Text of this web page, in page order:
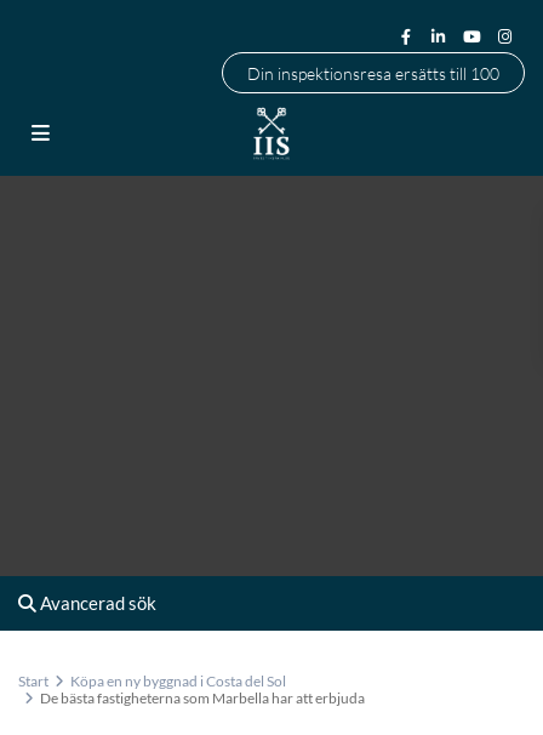
Din inspektionsresa ersätts till 100
Avancerad sök
Start
Köpa en ny byggnad i Costa del Sol
De bästa fastigheterna som Marbella har att erbjuda